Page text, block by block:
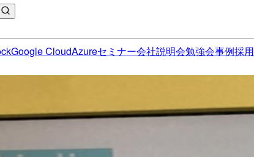
Google CloudAzureセミナー会社説明会勉強会事例採用